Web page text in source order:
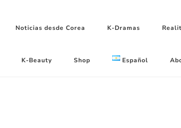
Noticias desde Corea K-Dramas
K-Beauty Shop Español